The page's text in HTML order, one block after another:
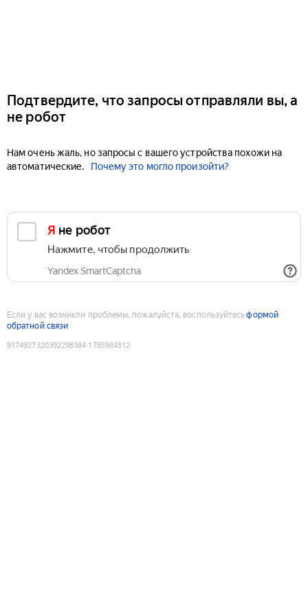
Подтвердите, что запросы отправляли вы, а
не робот
Нам очень жаль, но запросы с вашего устройства похожи на
автоматические.
Почему это могло произойти?
Я не робот
Нажмите, чтобы продолжить
Yandex SmartCaptcha
Если у вас возникли проблемы, пожалуйста, воспользуйтесьформой
обратной связи
9174927320392298384:1785984512